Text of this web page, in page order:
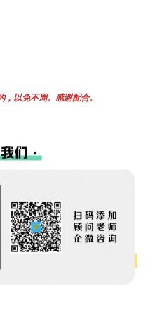
以免不周。感谢配合。